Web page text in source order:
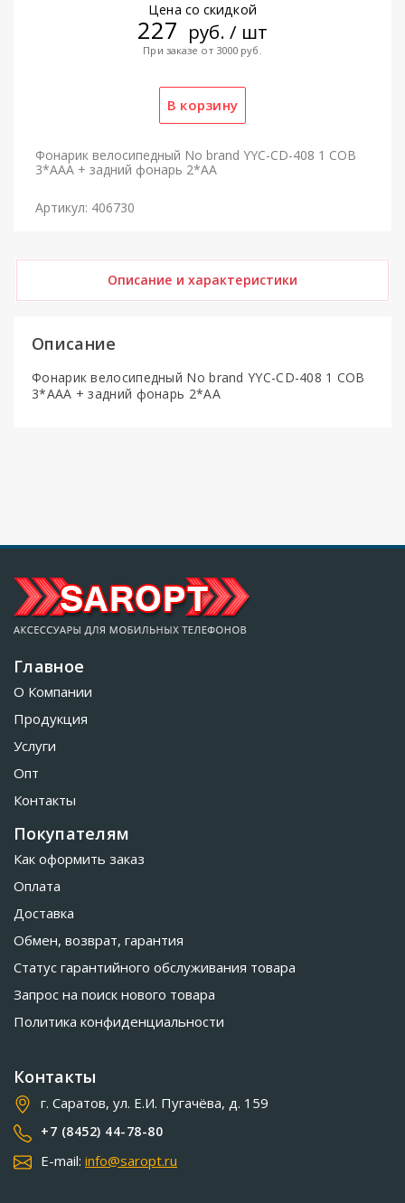
Цена со скидкой
227 руб. / шт
При заказе от 3000 руб.
Фонарик велосипедный No brand YYC-CD-408 1 COB
3*AAA + задний фонарь 2*AA
Артикул: 406730
Описание и характеристики
Описание
Фонарик велосипедный No brand YYC-CD-408 1 COB
3*AAA + задний фонарь 2*AA
Главное
О Компании
Продукция
Услуги
Опт
Контакты
Покупателям
Как оформить заказ
Оплата
Доставка
Обмен, возврат, гарантия
Статус гарантийного обслуживания товара
Запрос на поиск нового товара
Политика конфиденциальности
Контакты
г. Саратов, ул. Е.И. Пугачёва, д. 159
+7 (8452) 44-78-80
E-mail: info@saropt.ru